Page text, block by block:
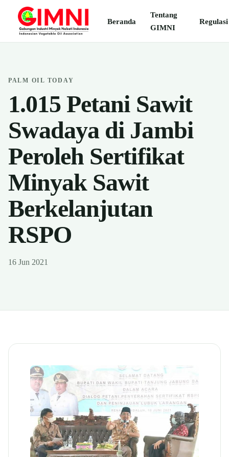
Beranda
Tentang
GIMNI
Regulasi
PALM OIL TODAY
1.015 Petani Sawit
Swadaya di Jambi
Peroleh Sertifikat
Minyak Sawit
Berkelanjutan
RSPO
16 Jun 2021